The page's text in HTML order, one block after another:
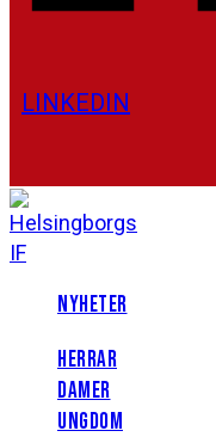
LINKEDIN
NYHETER
HERRAR
DAMER
UNGDOM